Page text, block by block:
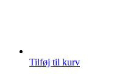
Tilføj til kurv